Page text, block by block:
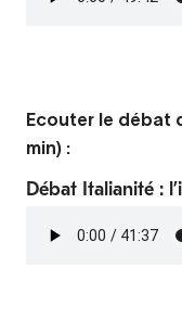
Ecouter le débat
min) :
Débat Italianité :